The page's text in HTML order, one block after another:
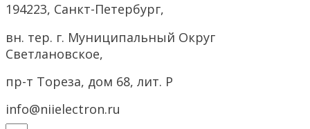
194223, Санкт-Петербург,
вн. тер. г. Муниципальный Округ
Светлановское,
пр-т Тореза, дом 68, лит. Р
info@niielectron.ru